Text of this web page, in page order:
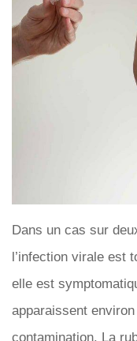
Dans un cas sur
l’infection virale est
elle est
apparaissent
contamination. La